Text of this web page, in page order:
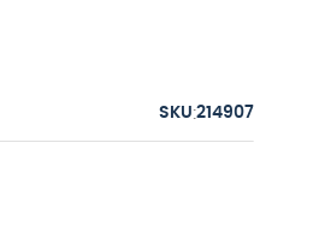
:214907